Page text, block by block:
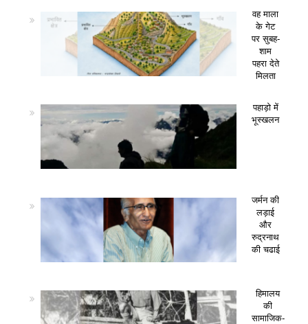
वह माला
के गेट
पर सुबह-
शाम
पहरा देते
मिलता
पहाड़ो में
भूस्खलन
जर्मन की
लड़ाई
और
रुद्रनाथ
की चढाई
हिमालय
की
सामाजिक-